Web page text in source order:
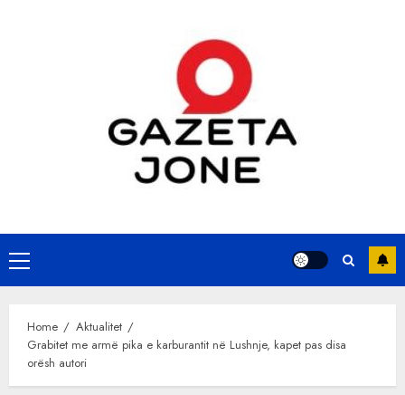
Primary
Menu
Home
Aktualitet
Grabitet me armë pika e karburantit në Lushnje, kapet pas disa
orësh autori